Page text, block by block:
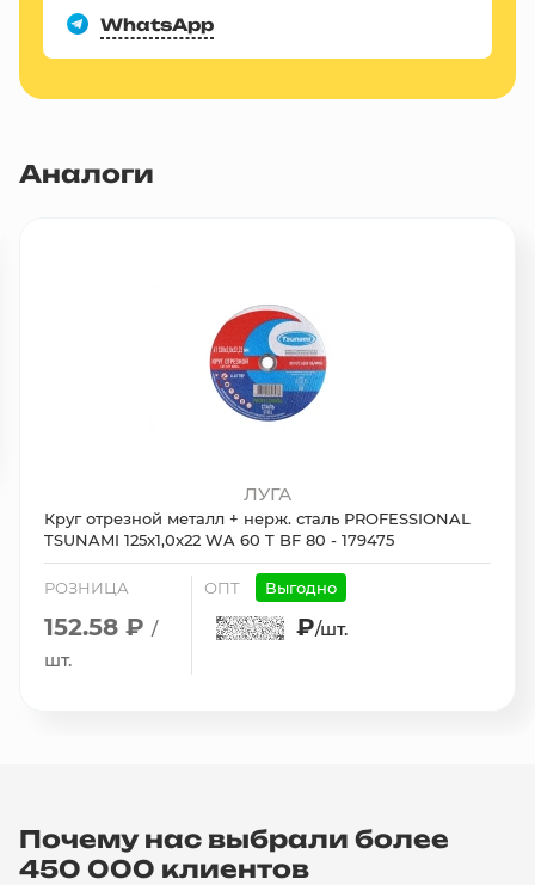
WhatsApp
Аналоги
ЛУГА
Круг отрезной металл + нерж. сталь PROFESSIONAL
TSUNAMI 125x1,0x22 WA 60 T BF 80 - 179475
РОЗНИЦА
152.58 ₽ /
шт.
ОПТ Выгодно
₽/шт.
Почему нас выбрали более
450 000 клиентов